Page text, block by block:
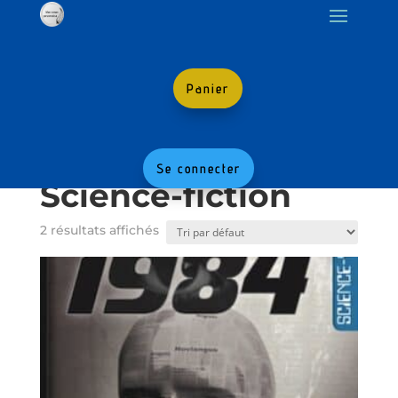
Panier
Se connecter
Boutique / Science-fiction
Science-fiction
2 résultats affichés